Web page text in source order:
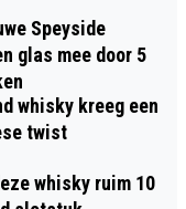
Speyside
glas mee door 5
whisky kreeg een
twist
whisky ruim 10